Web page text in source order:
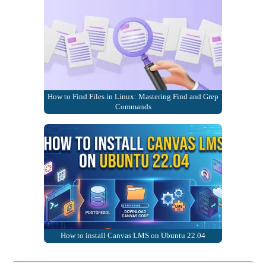
How to Find Files in Linux: Mastering Find and Grep
Commands
How to install Canvas LMS on Ubuntu 22.04